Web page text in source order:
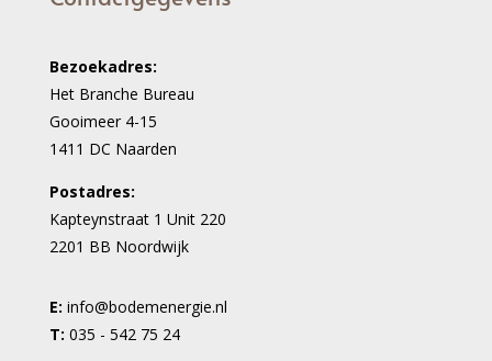
Bezoekadres:
Het Branche Bureau
Gooimeer 4-15
1411 DC Naarden
Postadres:
Kapteynstraat 1 Unit 220
2201 BB Noordwijk
E: info@bodemenergie.nl
T: 035 - 542 75 24